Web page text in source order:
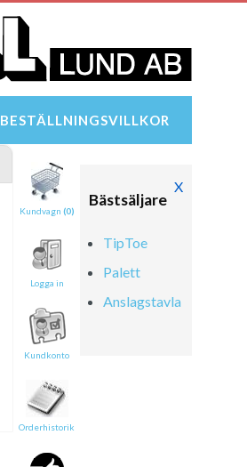
BESTÄLLNINGSVILLKOR
Kundvagn (0)
Logga in
Kundkonto
Orderhistorik
Bästsäljare
X
TipToe
Palett
Anslagstavla